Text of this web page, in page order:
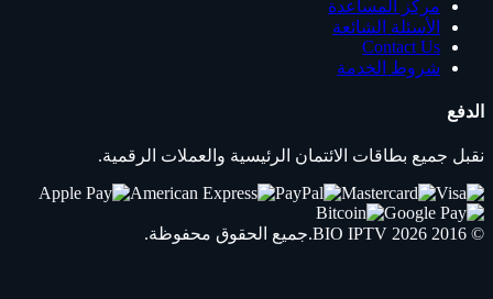
مركز المساعدة
الأسئلة الشائعة
Contact Us
شروط الخدمة
الدفع
نقبل جميع بطاقات الائتمان الرئيسية والعملات الرقمية.
© 2016 2026
BIO IPTV .جميع الحقوق محفوظة.